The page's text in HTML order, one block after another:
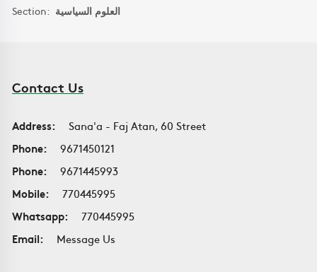
Section: العلوم السياسية
Contact Us
Address:
Sana'a - Faj Atan, 60 Street
Phone:
9671450121
Phone:
9671445993
Mobile:
770445995
Whatsapp:
770445995
Email:
Message Us